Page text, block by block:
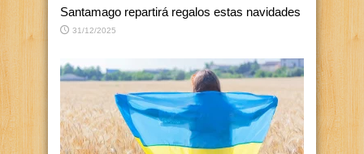
Santamago repartirá regalos estas navidades
31/12/2025